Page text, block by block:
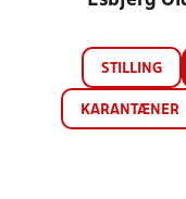
STILLING
KARANTÆNER